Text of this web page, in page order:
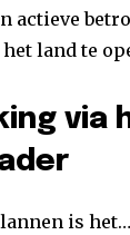
actieve
land te
via
is het…